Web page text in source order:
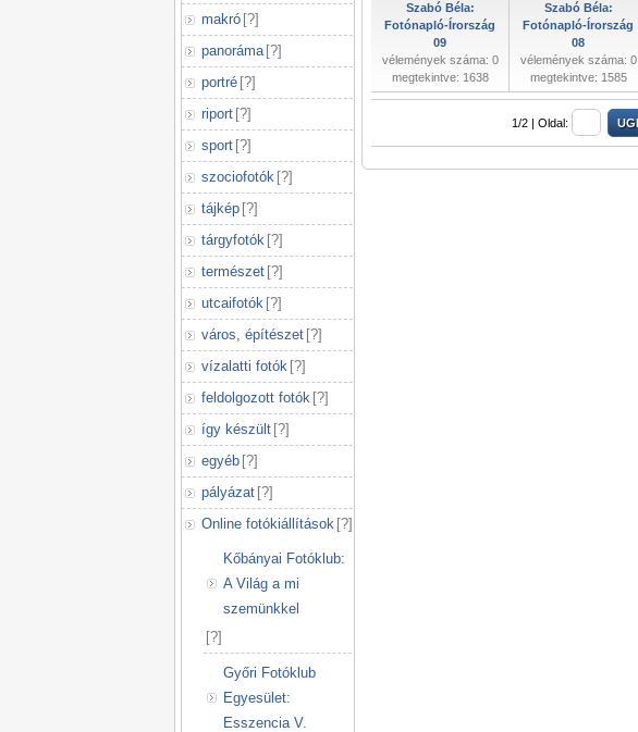
makró [?]
panoráma [?]
portré [?]
riport [?]
sport [?]
szociofotók [?]
tájkép [?]
tárgyfotók [?]
természet [?]
utcaifotók [?]
város, építészet [?]
vízalatti fotók [?]
feldolgozott fotók [?]
így készült [?]
egyéb [?]
pályázat [?]
Online fotókiállítások [?]
Kőbányai Fotóklub:
A Világ a mi
szemünkkel
[?]
Győri Fotóklub
Egyesület:
Esszencia V.
Szabó Béla:
Fotónapló-Írország
09
vélemények száma: 0
megtekintve: 1638
Szabó Béla:
Fotónapló-Írország
08
vélemények száma: 0
megtekintve: 1585
1/2 | Oldal: